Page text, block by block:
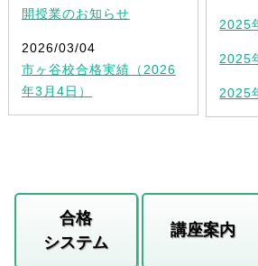
開授業のお知らせ
2026/03/04
市ヶ谷校合格実績（2026
年3月4日）
2025
2025
2025
合格
システム
講座案内